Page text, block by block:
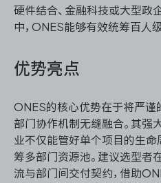
硬件结合、金融科技或大型政
中，ONES能够有效统筹百人
优势亮点
ONES的核心优势在于将严谨
部门协作机制无缝融合。其强
业不仅能管好单个项目的生命
筹多部门资源池。建议选型者
流与部门间交付契约，借助